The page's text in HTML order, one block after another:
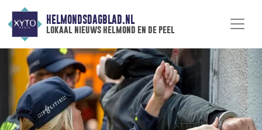
HELMONDSDAGBLAD.NL
lokaal nieuws helmond en de peel